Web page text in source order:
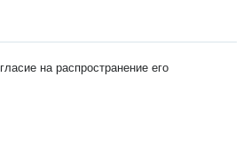
на распространение его